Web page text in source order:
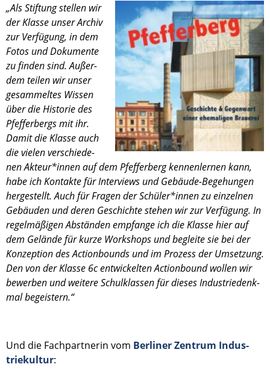
„Als Stiftung stellen wir
der Klasse unser Archiv
zur Verfü­gung, in dem
Fotos und Dokumente
zu finden sind. Außer­
dem teilen wir unser
gesam­mel­tes Wissen
über die Histo­rie des
Pfeffer­bergs mit ihr.
Damit die Klasse auch
die vielen verschie­de­
nen Akteur*innen auf dem Pfeffer­berg kennen­ler­nen kann,
habe ich Kontakte für Inter­views und Gebäude-Begehungen
herge­stellt. Auch für Fragen der Schüler*innen zu einzel­nen
Gebäu­den und deren Geschichte stehen wir zur Verfü­gung. In
regel­mä­ßi­gen Abstän­den empfange ich die Klasse hier auf
dem Gelände für kurze Workshops und begleite sie bei der
Konzep­tion des Action­bounds und im Prozess der Umset­zung.
Den von der Klasse 6c entwi­ckel­ten Action­bound wollen wir
bewer­ben und weitere Schul­klas­sen für dieses Indus­trie­denk­
mal begeis­tern.“
Und die Fachpart­ne­rin vom Berli­ner Zentrum Indus­
trie­kul­tur: